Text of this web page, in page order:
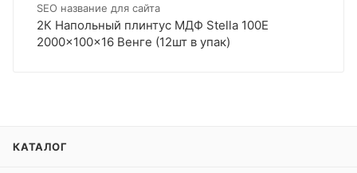
SEO название для сайта
2К Напольный плинтус МДФ Stella 100E
2000x100x16 Венге (12шт в упак)
КАТАЛОГ